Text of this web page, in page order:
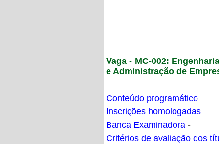
Vaga - MC-002:
e Administração de
Conteúdo programático
Inscrições homologadas
Banca Examinadora -
Critérios de avaliação dos